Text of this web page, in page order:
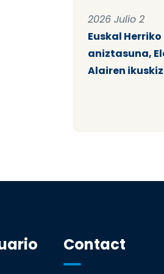
2026 Julio 2
Euskal
aniztasuna,
Alairen
Contact